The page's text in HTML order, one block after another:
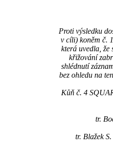
Proti výsledku
v cíli) koněm č.
která uvedla, že
křižování
shlédnutí
bez ohledu na
Kůň č. 4
tr.
tr. Blažek